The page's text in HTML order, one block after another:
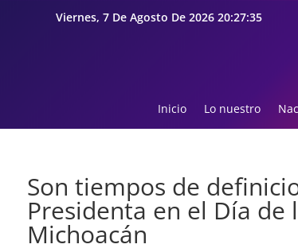
Viernes, 7 De Agosto De 2026 20:27:36
Inicio Lo nuestro
Son tiempos de
Presidenta en el Día de
Michoacán